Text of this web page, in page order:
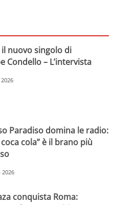
il nuovo singolo di
Condello – L’intervista
Paradiso domina le radio:
cola” è il brano più
2026
conquista Roma: